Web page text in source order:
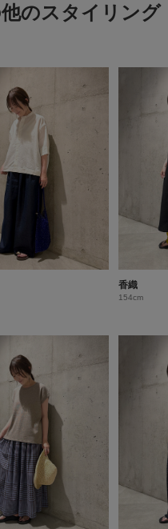
のスタイリング
香織
154cm